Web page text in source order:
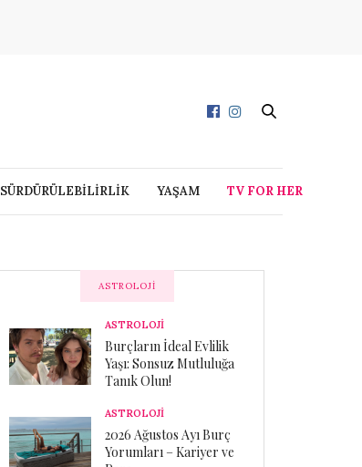
SÜRDÜRÜLEBİLİRLİK YAŞAM TV FOR HER
ASTROLOJI
ASTROLOJİ
Burçların İdeal Evlilik
Yaşı: Sonsuz Mutluluğa
Tanık Olun!
ASTROLOJİ
2026 Ağustos Ayı Burç
Yorumları – Kariyer ve